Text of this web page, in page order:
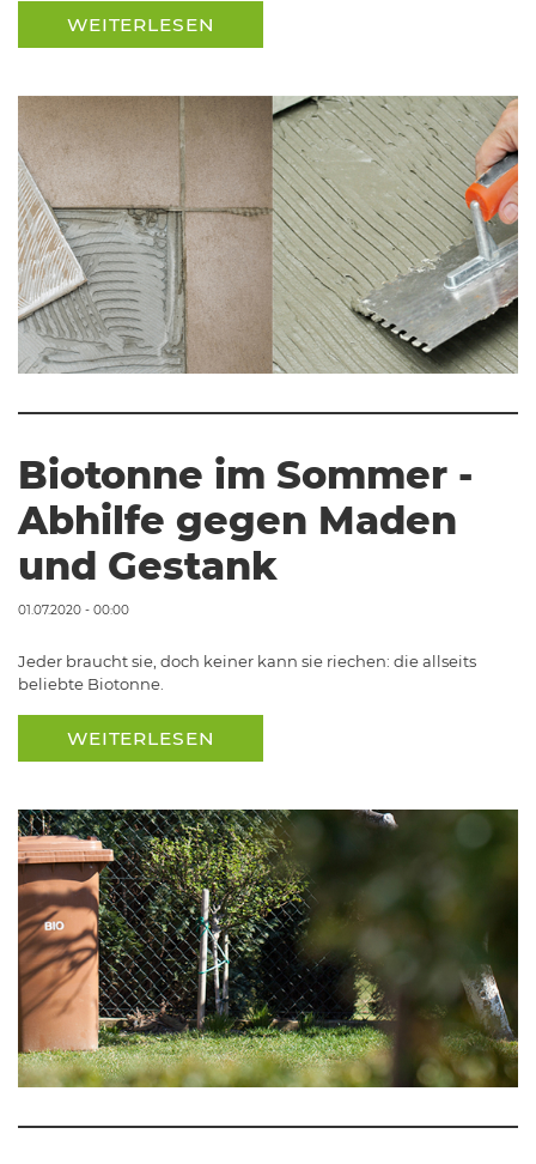
WEITERLESEN
Biotonne im Sommer -
Abhilfe gegen Maden
und Gestank
01.07.2020 - 00:00
Jeder braucht sie, doch keiner kann sie riechen: die allseits
beliebte Biotonne.
WEITERLESEN